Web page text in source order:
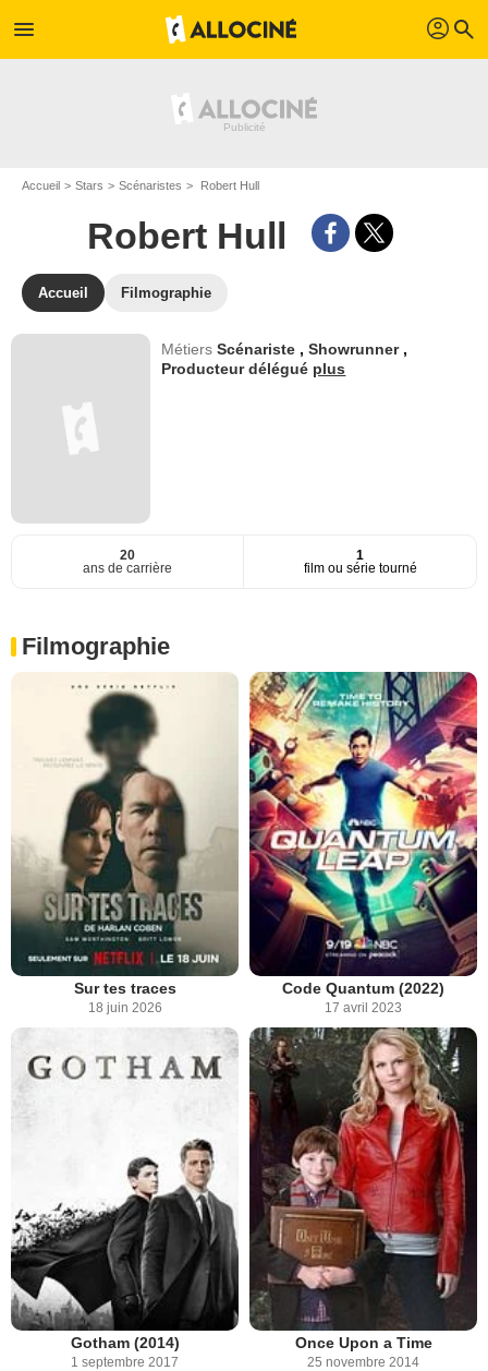
menu profil search
Accueil Stars Scénaristes Robert Hull
Robert Hull
Accueil Filmographie
MétiersScénariste ,Showrunner ,
Producteur délégué plus
20
ans de carrière
1
film ou série tourné
Filmographie
Sur tes traces
18 juin 2026
Code Quantum (2022)
17 avril 2023
Gotham (2014)
1 septembre 2017
Once Upon a Time
25 novembre 2014